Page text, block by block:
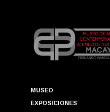
MUSEO
EXPOSICIONES